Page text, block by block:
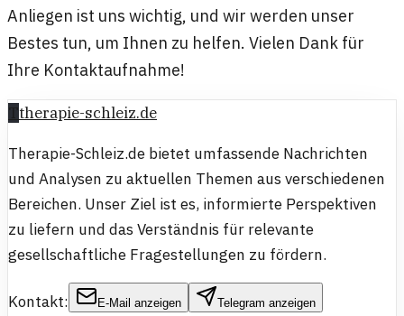
Anliegen ist uns wichtig, und wir werden unser
Bestes tun, um Ihnen zu helfen. Vielen Dank für
Ihre Kontaktaufnahme!
Ttherapie-schleiz.de
Therapie-Schleiz.de bietet umfassende Nachrichten
und Analysen zu aktuellen Themen aus verschiedenen
Bereichen. Unser Ziel ist es, informierte Perspektiven
zu liefern und das Verständnis für relevante
gesellschaftliche Fragestellungen zu fördern.
Kontakt: E-Mail anzeigen Telegram anzeigen